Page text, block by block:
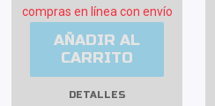
compras en línea con envío
AÑADIR AL
CARRITO
DETALLES